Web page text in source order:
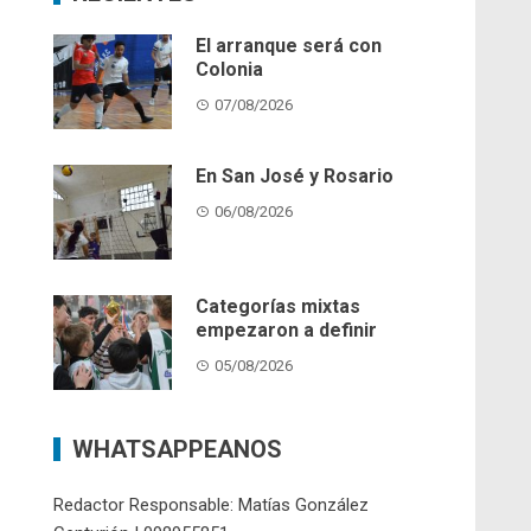
El arranque será con
Colonia
07/08/2026
En San José y Rosario
06/08/2026
Categorías mixtas
empezaron a definir
05/08/2026
WHATSAPPEANOS
Redactor Responsable: Matías González